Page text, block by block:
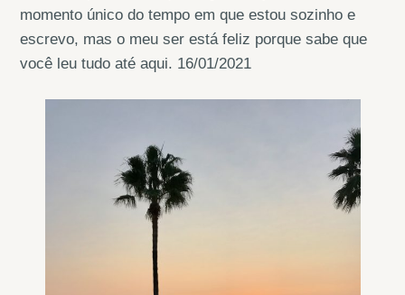
momento único do tempo em que estou sozinho e
escrevo, mas o meu ser está feliz porque sabe que
você leu tudo até aqui. 16/01/2021